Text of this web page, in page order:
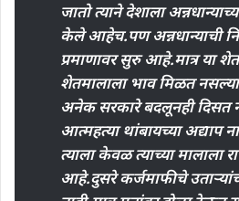
जातो त्याने देशाला
केले आहेच.पण अन्नधान्याची
प्रमाणावर सुरु आहे.मात्र या
शेतमालाला भाव मिळत
अनेक सरकारे बदलूनही दिसत
आत्महत्या थांबायच्या अद्याप
त्याला केवळ त्याच्या मालाला
आहे.दुसरे कर्जमाफीचे